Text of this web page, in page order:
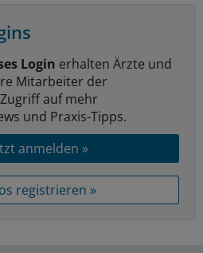
Login erhalten Ärzte und
Mitarbeiter der
auf mehr
und Praxis-Tipps.
anmelden »
registrieren »